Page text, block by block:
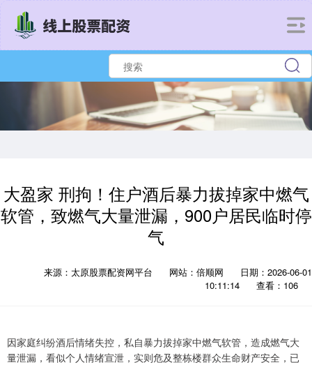
大盈家 刑拘！住户酒后暴力拔掉家中燃气
软管，致燃气大量泄漏，900户居民临时停
气
来源：太原股票配资网平台 网站：倍顺网
日期：2026-06-01
10:11:14
查看：106
因家庭纠纷酒后情绪失控，私自暴力拔掉家中燃气软管，造成燃气大
量泄漏，看似个人情绪宣泄，实则危及整栋楼群众生命财产安全，已